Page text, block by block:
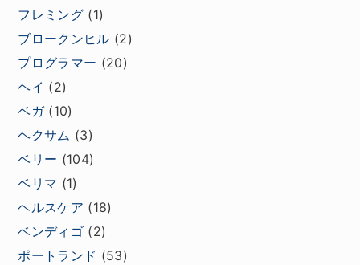
フレミング (1)
ブロークンヒル (2)
プログラマー (20)
ヘイ (2)
ベガ(10)
ヘクサム (3)
ベリー (104)
ベリマ (1)
ヘルスケア (18)
ベンディゴ (2)
ポートランド (53)